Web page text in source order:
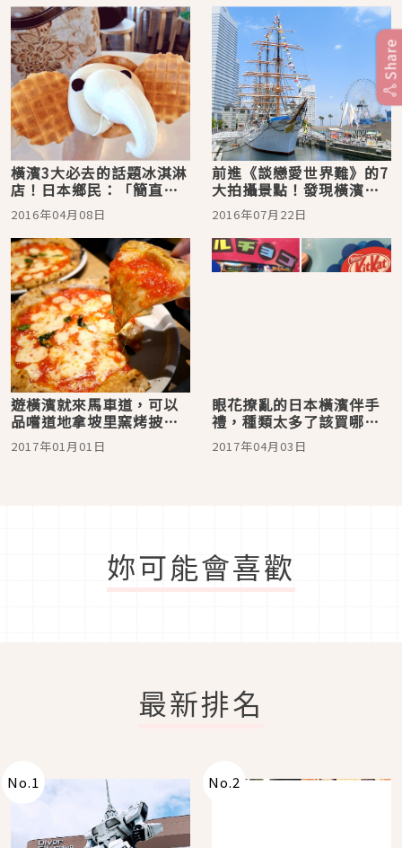
橫濱3大必去的話題冰淇淋
店！日本鄉民：「簡直是
夢幻逸品」
2016年04月08日
前進《談戀愛世界難》的7
大拍攝景點！發現橫濱新
玩法
2016年07月22日
遊橫濱就來馬車道，可以
品嚐道地拿坡里窯烤披薩
名店「La Figlia del
Presidente」
2017年01月01日
眼花撩亂的日本橫濱伴手
禮，種類太多了該買哪一
個才好？
2017年04月03日
妳可能會喜歡
最新排名
No.1 No.2
Share